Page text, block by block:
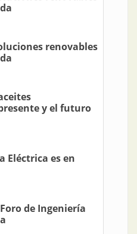
renovables
y el futuro
Eléctrica es en
de Ingeniería